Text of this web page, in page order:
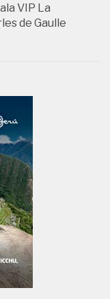
VIP La
de Gaulle